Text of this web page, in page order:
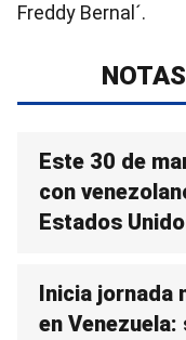
Freddy Bernal´.
Este 30 de
con
Estados
Inicia jornada
en